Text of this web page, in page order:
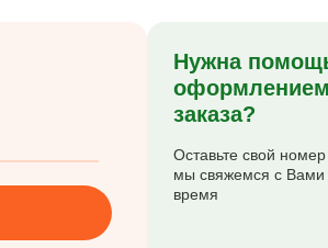
Нужна
оформлением
заказа?
Оставьте свой
мы свяжемся с
время